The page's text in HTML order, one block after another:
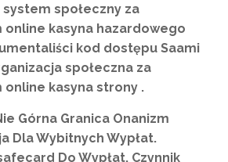
społeczny za
kasyna hazardowego
kod dostępu Saami
społeczna za
kasyna strony .
Górna Granica Onanizm
Dla Wybitnych Wypłat.
Do Wypłat, Czynnik